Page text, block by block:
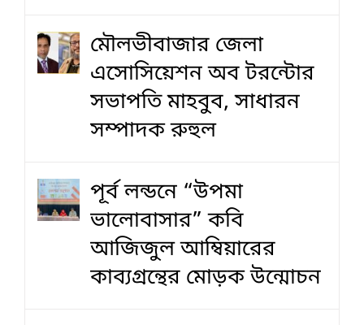
মৌলভীবাজার জেলা
এসোসিয়েশন অব টরন্টোর
সভাপতি মাহবুব, সাধারন
সম্পাদক রুহুল
পূর্ব লন্ডনে “উপমা
ভালোবাসার” কবি
আজিজুল আম্বিয়ারের
কাব্যগ্রন্থের মোড়ক উন্মোচন